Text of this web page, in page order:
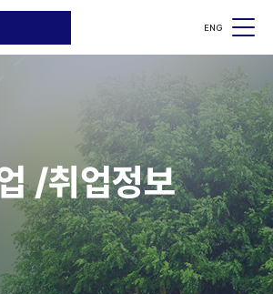
ENG
/취업정보